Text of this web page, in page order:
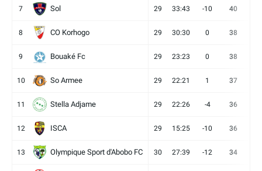
7 Sol 29 33:43 -10 40
8 CO Korhogo 29 30:30 0 38
9 Bouaké Fc 29 23:23 0 38
10 So Armee 29 22:21 1 37
11 Stella Adjame 29 22:26 -4 36
12 ISCA 29 15:25 -10 36
13 Olympique Sport d'Abobo FC 30 27:39 -12 34